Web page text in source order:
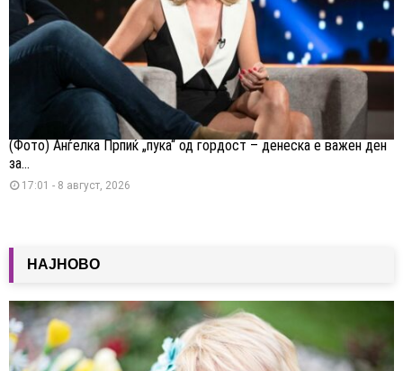
(Фото) Анѓелка Прпиќ „пука“ од гордост – денеска е важен ден
за...
17:01 - 8 август, 2026
НАЈНОВО